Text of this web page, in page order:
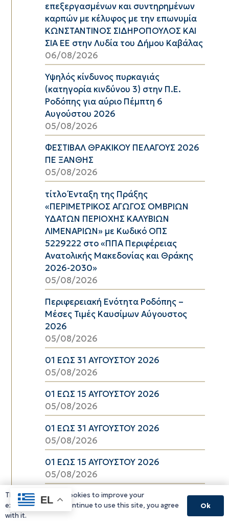
επεξεργασμένων και συντηρημένων
καρπών με κέλυφος με την επωνυμία
ΚΩΝΣΤΑΝΤΙΝΟΣ ΣΙΔΗΡΟΠΟΥΛΟΣ ΚΑΙ
ΣΙΑ ΕΕ στην Λυδία του Δήμου Καβάλας
06/08/2026
Υψηλός κίνδυνος πυρκαγιάς
(κατηγορία κινδύνου 3) στην Π.Ε.
Ροδόπης για αύριο Πέμπτη 6
Αυγούστου 2026
05/08/2026
ΦΕΣΤΙΒΑΛ ΘΡΑΚΙΚΟΥ ΠΕΛΑΓΟΥΣ 2026
ΠΕ ΞΑΝΘΗΣ
05/08/2026
τίτλο Ένταξη της Πράξης
«ΠΕΡΙΜΕΤΡΙΚΟΣ ΑΓΩΓΟΣ ΟΜΒΡΙΩΝ
ΥΔΑΤΩΝ ΠΕΡΙΟΧΗΣ ΚΑΛΥΒΙΩΝ
ΛΙΜΕΝΑΡΙΩΝ» με Κωδικό ΟΠΣ
5229222 στο «ΠΠΑ Περιφέρειας
Ανατολικής Μακεδονίας και Θράκης
2026-2030»
05/08/2026
Περιφερειακή Ενότητα Ροδόπης –
Μέσες Τιμές Καυσίμων Αύγουστος
2026
05/08/2026
01 ΕΩΣ 31 ΑΥΓΟΥΣΤΟΥ 2026
05/08/2026
01 ΕΩΣ 15 ΑΥΓΟΥΣΤΟΥ 2026
05/08/2026
01 ΕΩΣ 31 ΑΥΓΟΥΣΤΟΥ 2026
05/08/2026
01 ΕΩΣ 15 ΑΥΓΟΥΣΤΟΥ 2026
05/08/2026
EL
This website uses cookies to improve your
experience. If you continue to use this site, you agree
with it.
Ok